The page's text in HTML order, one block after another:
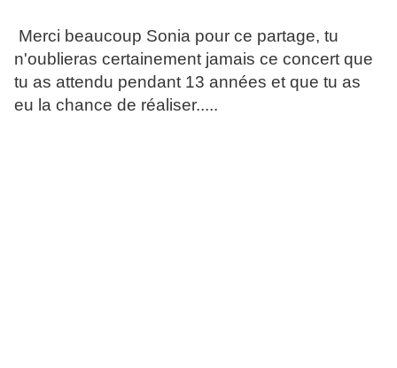
Merci beaucoup Sonia pour ce partage, tu
n'oublieras certainement jamais ce concert que
tu as attendu pendant 13 années et que tu as
eu la chance de réaliser.....